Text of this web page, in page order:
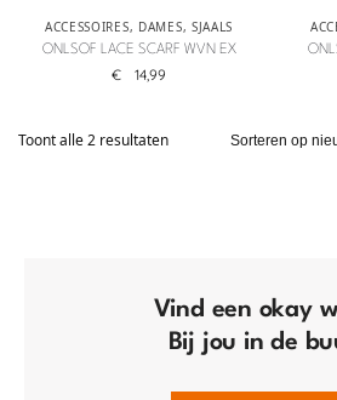
ACCESSOIRES, DAMES, SJAALS
ONLSOF LACE SCARF WVN EX
€ 14,99
Toont alle 2 resultaten
Vind een okay
Bij jou in de